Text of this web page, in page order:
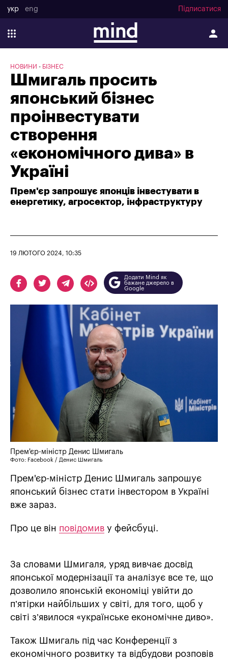
укр eng Підписатися
НОВИНИ БІЗНЕС
Шмигаль просить
японський бізнес
проінвестувати
створення
«економічного дива» в
Україні
Прем'єр запрошує японців інвестувати в
енергетику, агросектор, інфраструктуру
19 ЛЮТОГО 2024, 10:35
Додати Mind як
бажане джерело в
Google
Прем'єр-міністр Денис Шмигаль
Фото: Facebook / Денис Шмигаль
Прем'єр-міністр Денис Шмигаль запрошує
японський бізнес стати інвестором в Україні
вже зараз.
Про це він повідомив у фейсбуці.
За словами Шмигаля, уряд вивчає досвід
японської модернізації та аналізує все те, що
дозволило японській економіці увійти до
п’ятірки найбільших у світі, для того, щоб у
світі з’явилося «українське економічне диво».
Також Шмигаль під час Конференції з
економічного розвитку та відбудови розповів